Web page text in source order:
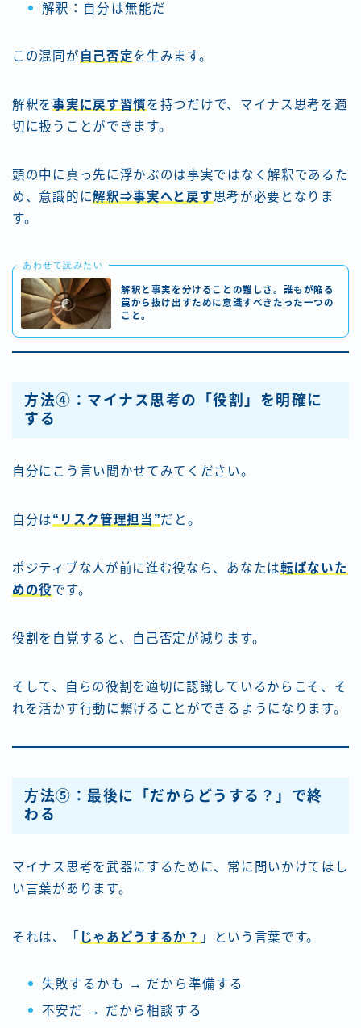
解釈：自分は無能だ
この混同が 自己否定を生みます。
解釈を事実に戻す習慣を持つだけで、マイナス思考を適
切に扱うことができます。
頭の中に真っ先に浮かぶのは事実ではなく解釈であるた
め、意識的に解釈⇒事実へと戻す思考が必要となりま
す。
あわせて読みたい
解釈と事実を分けることの難しさ。誰もが陥る
罠から抜け出すために意識すべきたった一つの
こと。
方法④：マイナス思考の「役割」を明確に
する
自分にこう言い聞かせてみてください。
自分は“リスク管理担当”だと。
ポジティブな人が前に進む役なら、あなたは転ばないた
めの役です。
役割を自覚すると、自己否定が減ります。
そして、自らの役割を適切に認識しているからこそ、そ
れを活かす行動に繋げることができるようになります。
方法⑤：最後に「だからどうする？」で終
わる
マイナス思考を武器にするために、常に問いかけてほし
い言葉があります。
それは、「 じゃあどうするか？ 」という言葉です。
失敗するかも → だから準備する
不安だ → だから相談する